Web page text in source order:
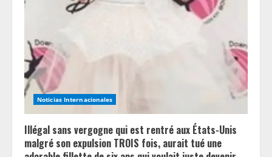
R
e
a
d
i
n
Noticias Internacionales
Illégal sans vergogne qui est rentré aux États-Unis
malgré son expulsion TROIS fois, aurait tué une